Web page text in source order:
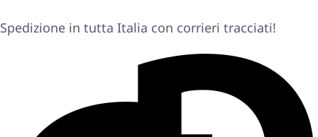
Spedizione in tutta Italia con corrieri tracciati!